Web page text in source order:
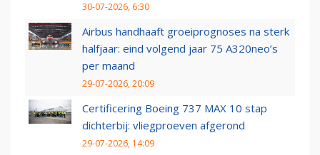
30-07-2026, 6:30
Airbus handhaaft groeiprognoses na sterk
halfjaar: eind volgend jaar 75 A320neo’s
per maand
29-07-2026, 20:09
Certificering Boeing 737 MAX 10 stap
dichterbij: vliegproeven afgerond
29-07-2026, 14:09